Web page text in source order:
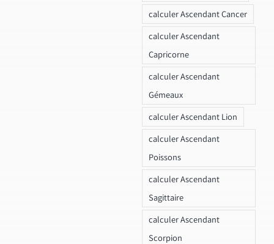
calculer Ascendant Cancer
calculer Ascendant
Capricorne
calculer Ascendant
Gémeaux
calculer Ascendant Lion
calculer Ascendant
Poissons
calculer Ascendant
Sagittaire
calculer Ascendant
Scorpion